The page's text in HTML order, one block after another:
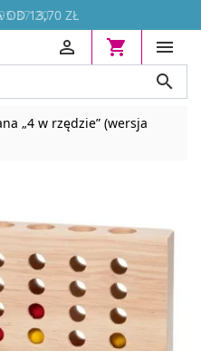
OD 13,70 ZŁ




„4 w rzędzie” (wersja